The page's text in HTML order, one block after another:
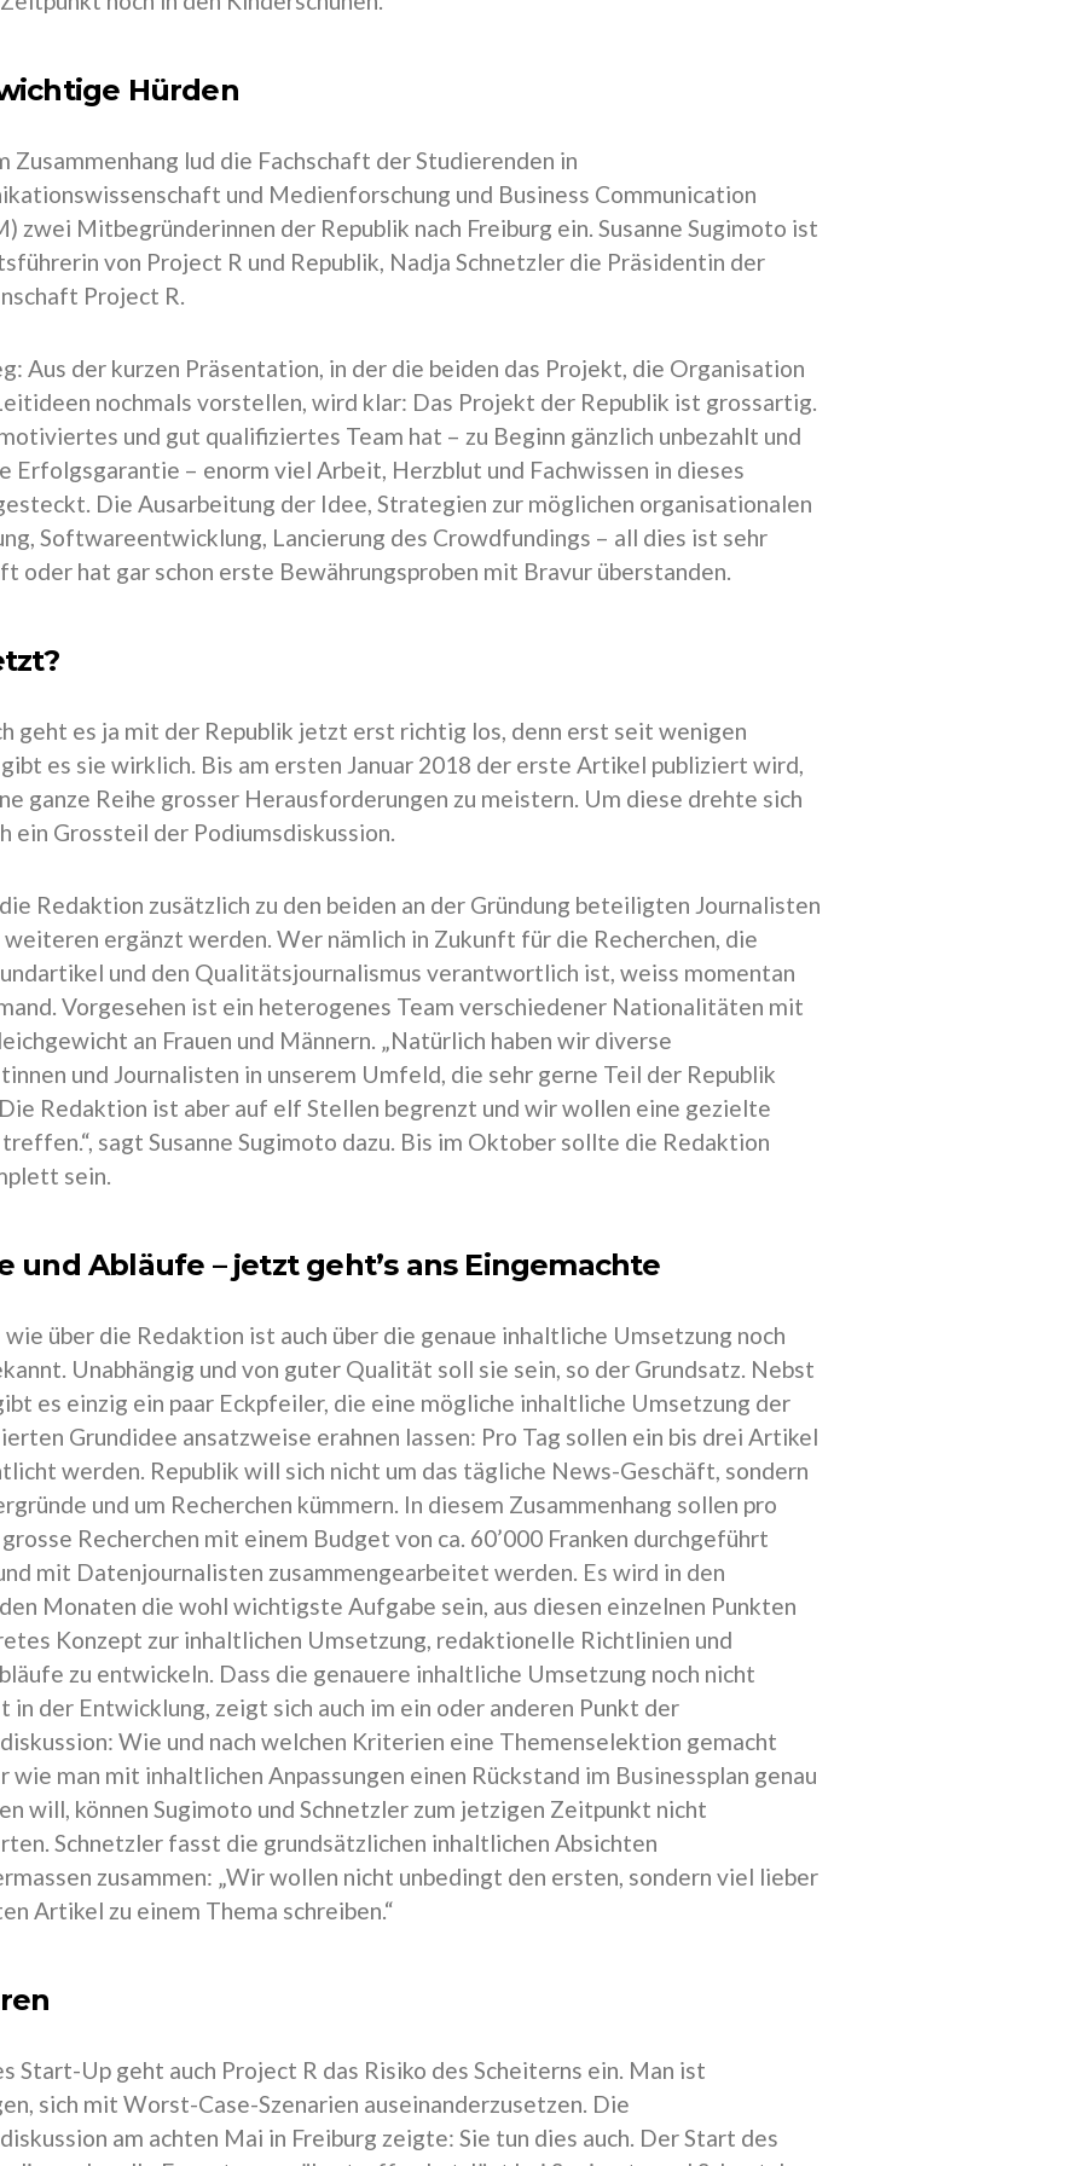
Hürden
Zusammenhang lud die Fachschaft der Studierenden in
und Medienforschung und Business Communication
zwei Mitbegründerinnen der Republik nach Freiburg ein. Susanne Sugimoto ist
von Project R und Republik, Nadja Schnetzler die Präsidentin der
Project R.
Aus der kurzen Präsentation, in der die beiden das Projekt, die Organisation
nochmals vorstellen, wird klar: Das Projekt der Republik ist grossartig.
und gut qualifiziertes Team hat – zu Beginn gänzlich unbezahlt und
Erfolgsgarantie – enorm viel Arbeit, Herzblut und Fachwissen in dieses
Die Ausarbeitung der Idee, Strategien zur möglichen organisationalen
Softwareentwicklung, Lancierung des Crowdfundings – all dies ist sehr
oder hat gar schon erste Bewährungsproben mit Bravur überstanden.
geht es ja mit der Republik jetzt erst richtig los, denn erst seit wenigen
es sie wirklich. Bis am ersten Januar 2018 der erste Artikel publiziert wird,
ganze Reihe grosser Herausforderungen zu meistern. Um diese drehte sich
ein Grossteil der Podiumsdiskussion.
Redaktion zusätzlich zu den beiden an der Gründung beteiligten Journalisten
ergänzt werden. Wer nämlich in Zukunft für die Recherchen, die
und den Qualitätsjournalismus verantwortlich ist, weiss momentan
Vorgesehen ist ein heterogenes Team verschiedener Nationalitäten mit
an Frauen und Männern. „Natürlich haben wir diverse
und Journalisten in unserem Umfeld, die sehr gerne Teil der Republik
Redaktion ist aber auf elf Stellen begrenzt und wir wollen eine gezielte
sagt Susanne Sugimoto dazu. Bis im Oktober sollte die Redaktion
sein.
und Abläufe – jetzt geht’s ans Eingemachte
wie über die Redaktion ist auch über die genaue inhaltliche Umsetzung noch
Unabhängig und von guter Qualität soll sie sein, so der Grundsatz. Nebst
es einzig ein paar Eckpfeiler, die eine mögliche inhaltliche Umsetzung der
Grundidee ansatzweise erahnen lassen: Pro Tag sollen ein bis drei Artikel
werden. Republik will sich nicht um das tägliche News-Geschäft, sondern
und um Recherchen kümmern. In diesem Zusammenhang sollen pro
Recherchen mit einem Budget von ca. 60’000 Franken durchgeführt
mit Datenjournalisten zusammengearbeitet werden. Es wird in den
Monaten die wohl wichtigste Aufgabe sein, aus diesen einzelnen Punkten
Konzept zur inhaltlichen Umsetzung, redaktionelle Richtlinien und
zu entwickeln. Dass die genauere inhaltliche Umsetzung noch nicht
in der Entwicklung, zeigt sich auch im ein oder anderen Punkt der
Wie und nach welchen Kriterien eine Themenselektion gemacht
wie man mit inhaltlichen Anpassungen einen Rückstand im Businessplan genau
will, können Sugimoto und Schnetzler zum jetzigen Zeitpunkt nicht
Schnetzler fasst die grundsätzlichen inhaltlichen Absichten
zusammen: „Wir wollen nicht unbedingt den ersten, sondern viel lieber
Artikel zu einem Thema schreiben.“
Start-Up geht auch Project R das Risiko des Scheiterns ein. Man ist
sich mit Worst-Case-Szenarien auseinanderzusetzen. Die
am achten Mai in Freiburg zeigte: Sie tun dies auch. Der Start des